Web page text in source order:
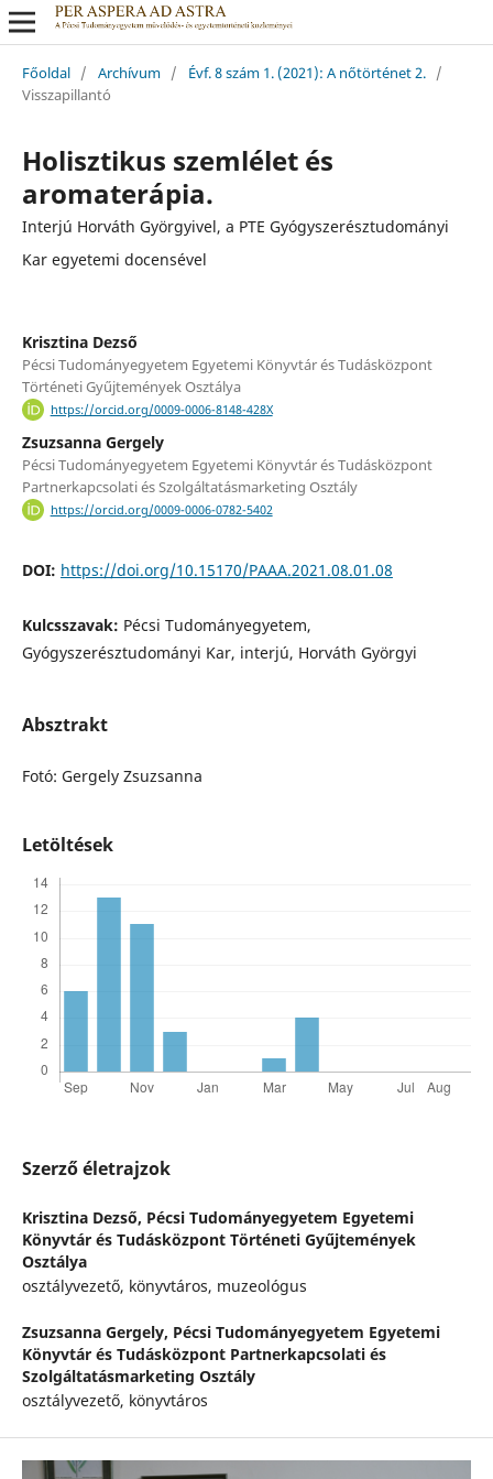
Főoldal / Archívum / Évf. 8 szám 1. (2021): A nőtörténet 2. /
Visszapillantó
Holisztikus szemlélet és
aromaterápia.
Interjú Horváth Györgyivel, a PTE Gyógyszerésztudományi
Kar egyetemi docensével
Krisztina Dezső
Pécsi Tudományegyetem Egyetemi Könyvtár és Tudásközpont
Történeti Gyűjtemények Osztálya
https://orcid.org/0009-0006-8148-428X
Zsuzsanna Gergely
Pécsi Tudományegyetem Egyetemi Könyvtár és Tudásközpont
Partnerkapcsolati és Szolgáltatásmarketing Osztály
https://orcid.org/0009-0006-0782-5402
DOI: https://doi.org/10.15170/PAAA.2021.08.01.08
Kulcsszavak: Pécsi Tudományegyetem,
Gyógyszerésztudományi Kar, interjú, Horváth Györgyi
Absztrakt
Fotó: Gergely Zsuzsanna
Letöltések
Szerző életrajzok
Krisztina Dezső, Pécsi Tudományegyetem Egyetemi
Könyvtár és Tudásközpont Történeti Gyűjtemények
Osztálya
osztályvezető, könyvtáros, muzeológus
Zsuzsanna Gergely, Pécsi Tudományegyetem Egyetemi
Könyvtár és Tudásközpont Partnerkapcsolati és
Szolgáltatásmarketing Osztály
osztályvezető, könyvtáros